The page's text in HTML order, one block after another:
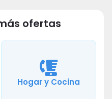
ofertas
Hogar y Cocina